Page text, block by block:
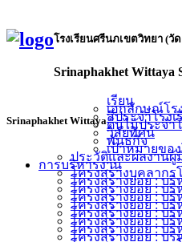
โรงเรียนศรีนภเขตวิทยา (วั
Srinaphakhet Wittaya
Srinaphakhet Wittaya
เรียน
เอกลักษณ์โร
สีประจำโรงเ
ต้นไม้ประจำ
วิสัยทัศน์
พันธกิจ
เป้าหมายของ
ประวัติและผลงาน
การบริหารงาน
โครงสร้างบุคลากร
โครงสร้างย่อย : บริ
โครงสร้างย่อย : บ
โครงสร้างย่อย : บ
โครงสร้างย่อย : บ
โครงสร้างย่อย : บ
โครงสร้างย่อย : บริ
โครงสร้างย่อย : บริ
โครงสร้างย่อย : บ